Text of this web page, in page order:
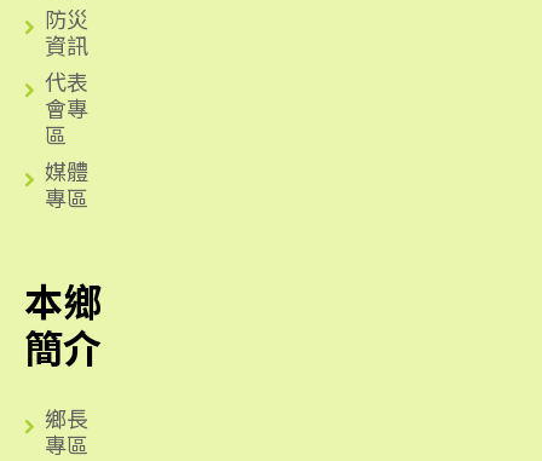
防災
資訊
代表
會專
區
媒體
專區
本鄉
簡介
鄉長
專區